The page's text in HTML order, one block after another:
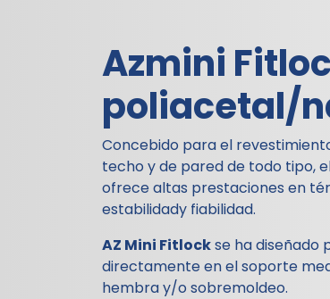
Azmini
poliacetal/
Concebido para el
techo y de pared de todo tipo,
ofrece altas prestaciones en
estabilidady fiabilidad.
AZ Mini Fitlockse ha diseñado
directamente en el soporte
hembra y/o sobremoldeo.